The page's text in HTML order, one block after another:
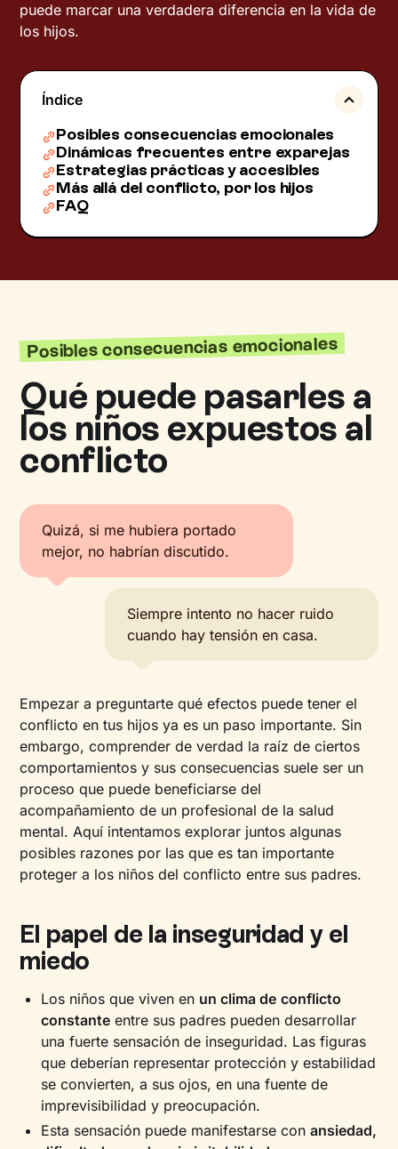
puede marcar una verdadera diferencia en la vida de
los hijos.
Índice
Posibles consecuencias emocionales
Dinámicas frecuentes entre exparejas
Estrategias prácticas y accesibles
Más allá del conflicto, por los hijos
FAQ
Posibles consecuencias emocionales
Qué puede pasarles a
los niños expuestos al
conflicto
Quizá, si me hubiera portado
mejor, no habrían discutido.
Siempre intento no hacer ruido
cuando hay tensión en casa.
Empezar a preguntarte qué efectos puede tener el
conflicto en tus hijos ya es un paso importante. Sin
embargo, comprender de verdad la raíz de ciertos
comportamientos y sus consecuencias suele ser un
proceso que puede beneficiarse del
acompañamiento de un profesional de la salud
mental. Aquí intentamos explorar juntos algunas
posibles razones por las que es tan importante
proteger a los niños del conflicto entre sus padres.
El papel de la inseguridad y el
miedo
Los niños que viven en un clima de conflicto
constante entre sus padres pueden desarrollar
una fuerte sensación de inseguridad. Las figuras
que deberían representar protección y estabilidad
se convierten, a sus ojos, en una fuente de
imprevisibilidad y preocupación.
Esta sensación puede manifestarse conansiedad,